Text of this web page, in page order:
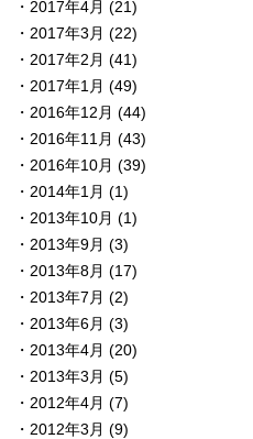
2017年4月 (21)
2017年3月 (22)
2017年2月 (41)
2017年1月 (49)
2016年12月 (44)
2016年11月 (43)
2016年10月 (39)
2014年1月 (1)
2013年10月 (1)
2013年9月 (3)
2013年8月 (17)
2013年7月 (2)
2013年6月 (3)
2013年4月 (20)
2013年3月 (5)
2012年4月 (7)
2012年3月 (9)